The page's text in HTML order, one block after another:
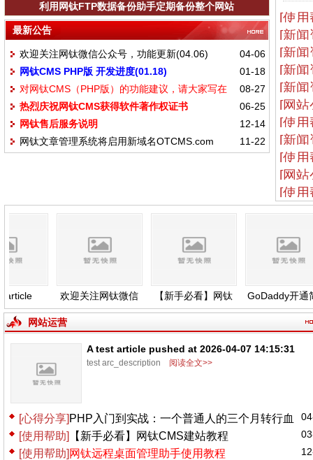
利用网钛FTP数据备份助手定期备份整个网站
最新公告
04-06
欢迎关注网钛微信公众号，功能更新(04.06)
01-18
网钛CMS PHP版 开发进度(01.18)
08-27
对网钛CMS（PHP版）的功能建议，请大家写在
这里
06-25
热烈庆祝网钛CMS获得软件著作权证书
12-14
网钛售后服务说明
11-22
网钛文章管理系统将启用新域名OTCMS.com
[使
[新
[新
[新
[新
[网
[使
[新
[使
[网
[使
2026-
欢迎关注网钛微信
公众号，功能更新
【新手必看】网钛
CMS建站教程
GoDaddy开通简
中文网站
网站运营
A test article pushed at 2026-04-07 14:15:31
test arc_description 阅读全文>>
[心得分享]PHP入门到实战：一个普通人的三个月转行血
泪史
[使用帮助] 【新手必看】网钛CMS建站教程
[使用帮助]网钛远程桌面管理助手使用教程